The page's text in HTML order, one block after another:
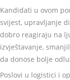
Kandidati u ovom
svijest, upravljanje
dobro reagiraju na
izvještavanje,
da donose bolje
Poslovi u logistici i